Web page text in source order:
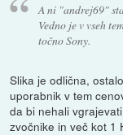
A ni "andrej69"
Vedno je v vseh
točno Sony.
Slika je odlična,
uporabnik v tem
da bi nehali vgrajevati
zvočnike in več kot 1